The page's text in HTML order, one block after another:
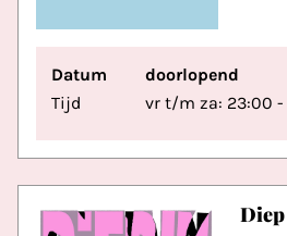
Datum
doorlopend
Tijd
vr t/m za: 23:00